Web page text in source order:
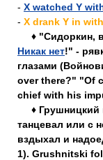
- X watched Y
- X drank Y in
♦ "Сидоркин,
Никак нет!" -
глазами
over there?" "Of
chief with his
♦ Грушницкий
танцевал или с
вздыхал и
1). Grushnitski